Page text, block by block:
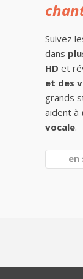
Suivez
dans
HD et
et des
grands
aident à
vocale.
en